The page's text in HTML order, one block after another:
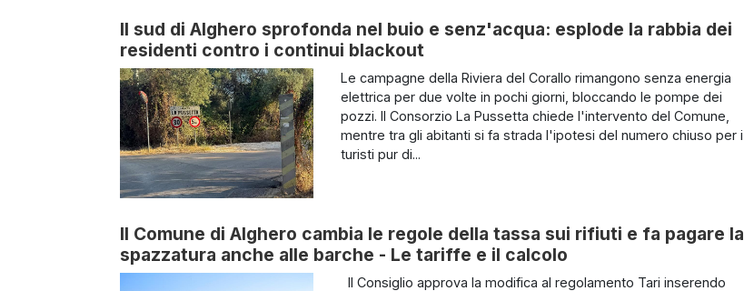
Il sud di Alghero sprofonda nel buio e senz'acqua: esplode la rabbia dei
residenti contro i continui blackout
Le campagne della Riviera del Corallo rimangono senza energia
elettrica per due volte in pochi giorni, bloccando le pompe dei
pozzi. Il Consorzio La Pussetta chiede l'intervento del Comune,
mentre tra gli abitanti si fa strada l'ipotesi del numero chiuso per i
turisti pur di...
Il Comune di Alghero cambia le regole della tassa sui rifiuti e fa pagare la
spazzatura anche alle barche - Le tariffe e il calcolo
Il Consiglio approva la modifica al regolamento Tari inserendo